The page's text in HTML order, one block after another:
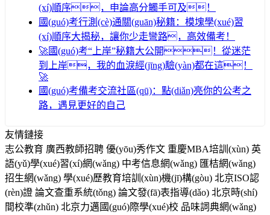
(xí)順序，申論高分觸手可及！
國(guó)考行測(cè)通關(guān)秘籍：模塊學(xué)習
(xí)順序大揭秘，讓你少走彎路，高效備考！
🚀國(guó)考“上岸”秘籍大公開！從迷茫
到上岸，我的血淚經(jīng)驗(yàn)都在這！
🚀
國(guó)考備考交流社區(qū)：點(diǎn)亮你的公考之
路，遇見更好的自己
友情鏈接
志公教育 廣西教師招聘 優(yōu)秀作文 重慶MBA培訓(xùn) 英
語(yǔ)學(xué)習(xí)網(wǎng) 中考信息網(wǎng) 匯桔網(wǎng)
招生網(wǎng) 學(xué)歷教育培訓(xùn)機(jī)構(gòu) 北京ISO認
(rèn)證 論文查重系統(tǒng) 論文發(fā)表指導(dǎo) 北京時(shí)
間校準(zhǔn) 北京力邁國(guó)際學(xué)校 品味詞典網(wǎng)